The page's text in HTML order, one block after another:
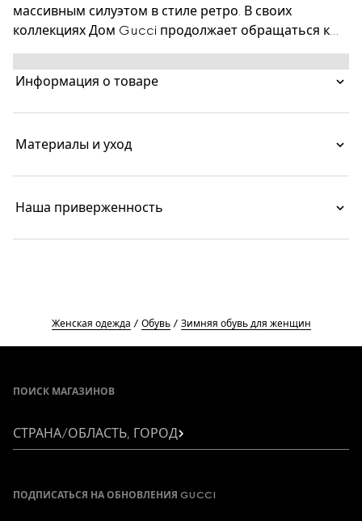
массивным силуэтом в стиле ретро. В своих
коллекциях Дом Gucci продолжает обращаться к
другим эпохам, находя вдохновение в
повседневных вещах и представляя их в актуальных
интерпретациях. Модель выполнена из текстиля
бренда.
Информация о товаре
Материалы и уход
Наша приверженность
Женская одежда Обувь Зимняя обувь для женщин
ПОИСК МАГАЗИНОВ
СТРАНА/ОБЛАСТЬ, ГОРОД
ПОДПИСАТЬСЯ НА ОБНОВЛЕНИЯ GUCCI